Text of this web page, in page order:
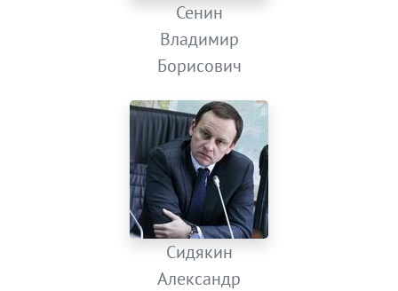
Сенин
Владимир
Борисович
Сидякин
Александр